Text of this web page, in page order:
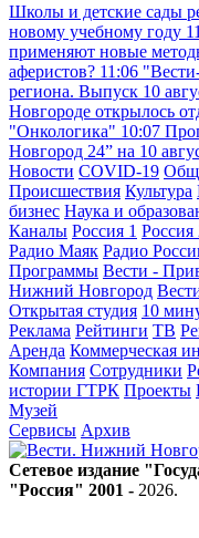
Школы и детские сады
новому учебному году
применяют новые
аферистов? 11:06
региона. Выпуск 10
Новгороде открылось
"Онкологика" 10:07
Новгород 24” на 10
Новости COVID-19
Происшествия Культура
бизнес Наука и
Каналы Россия 1 Россия
Радио Маяк Радио
Программы Вести -
Нижний Новгород
Открытая студия 10
Реклама Рейтинги ТВ
Аренда Коммерческая
Компания Сотрудники
истории ГТРК Проекты
Музей
Сервисы Архив
Сетевое издание
"Россия" 2001 - 2026.